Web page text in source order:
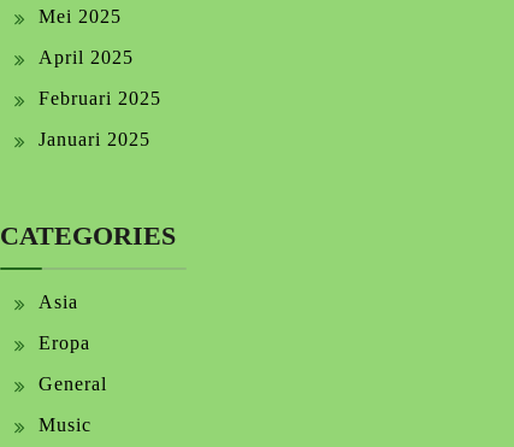
Mei 2025
April 2025
Februari 2025
Januari 2025
CATEGORIES
Asia
Eropa
General
Music